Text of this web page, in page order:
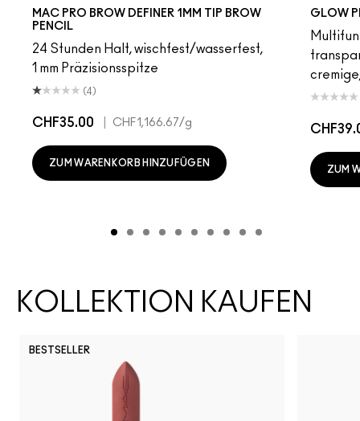
MAC PRO BROW DEFINER 1MM TIP BROW
PENCIL
24 Stunden Halt, wischfest/wasserfest,
1 mm Präzisionsspitze
(4)
CHF35.00 CHF1,166.67/g
ZUM WARENKORB HINZUFÜGEN
GLOW
ZUM
KOLLEKTION KAUFEN
BESTSELLER